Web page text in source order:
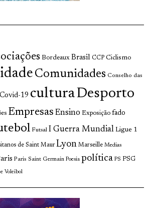
Bordeaux Brasil CCP Ciclismo
Comunidades Conselho das
Covid-19 culturaDesporto
Empresas Ensino Exposição fado
Futsal I Guerra Mundial Ligue 1
de Saint Maur Lyon Marseille Medias
Paris Saint Germain Poesia política PS PSG
Voleibol